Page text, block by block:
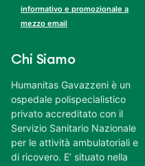
informativo e promozionale a
mezzo email
Chi Siamo
Humanitas Gavazzeni è un
ospedale polispecialistico
privato accreditato con il
Servizio Sanitario Nazionale
per le attività ambulatoriali e
di ricovero. E’ situato nella